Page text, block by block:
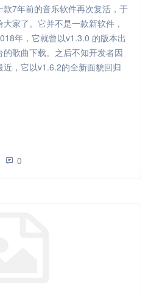
7年前的音乐软件再次复活，于
家了。它并不是一款新软件，
年，它就曾以v1.3.0 的版本出
歌曲下载。之后不知开发者因
，它以v1.6.2的全新面貌回归
0